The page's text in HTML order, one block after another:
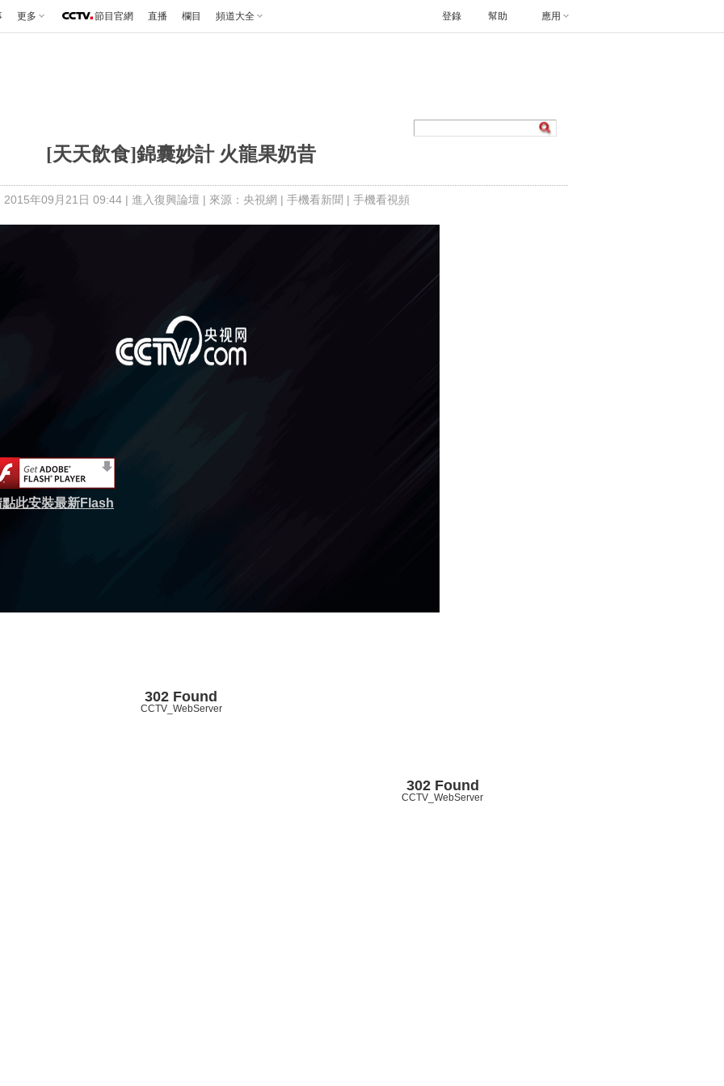
更多 節目官網 直播 欄目 頻道大全 幫助 應用
登錄
[天天飲食]錦囊妙計 火龍果奶昔
2015年09月21日 09:44 | 進入復興論壇 | 來源：央視網 | 手機看新聞 | 手機看視頻
點此安裝最新Flash
302 Found
CCTV_WebServer
302 Found
CCTV_WebServer